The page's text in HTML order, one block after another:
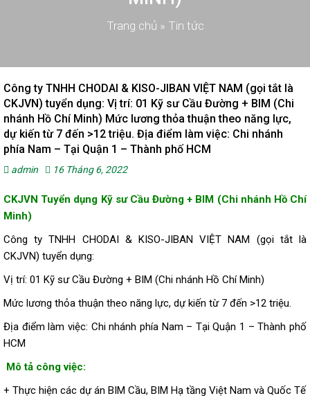
Trang chủ » Tin tức
Công ty TNHH CHODAI & KISO-JIBAN VIỆT NAM (gọi tắt là
CKJVN) tuyển dụng: Vị trí: 01 Kỹ sư Cầu Đường + BIM (Chi
nhánh Hồ Chí Minh) Mức lương thỏa thuận theo năng lực,
dự kiến từ 7 đến >12 triệu. Địa điểm làm việc: Chi nhánh
phía Nam – Tại Quận 1 – Thành phố HCM
admin 16 Tháng 6, 2022
CKJVN Tuyển dụng Kỹ sư Cầu Đường + BIM (Chi nhánh Hồ Chí
Minh)
Công ty TNHH CHODAI & KISO-JIBAN VIỆT NAM (gọi tắt là
CKJVN) tuyển dụng:
Vị trí: 01 Kỹ sư Cầu Đường + BIM (Chi nhánh Hồ Chí Minh)
Mức lương thỏa thuận theo năng lực, dự kiến từ 7 đến >12 triệu.
Địa điểm làm việc: Chi nhánh phía Nam – Tại Quận 1 – Thành phố
HCM
Mô tả công việc:
+ Thực hiện các dự án BIM Cầu, BIM Hạ tầng Việt Nam và Quốc Tế